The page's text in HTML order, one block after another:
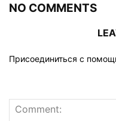
NO COMMENTS
Присоединиться с